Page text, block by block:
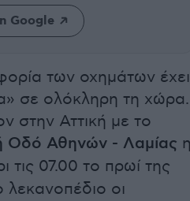
Google
των οχημάτων έχει
σε ολόκληρη τη χώρα.
στην Αττική με το
Οδό Αθηνών - Λαμίας
τις 07.00 το πρωί της
λεκανοπέδιο οι